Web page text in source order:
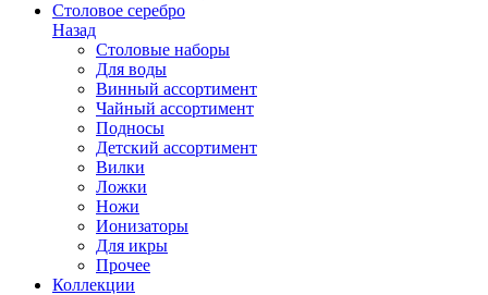
Столовое серебро
Назад
Столовые наборы
Для воды
Винный ассортимент
Чайный ассортимент
Подносы
Детский ассортимент
Вилки
Ложки
Ножи
Ионизаторы
Для икры
Прочее
Коллекции